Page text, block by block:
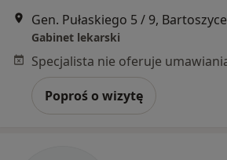
Gen. Pułaskiego 5 / 9, Bartoszyce
Gabinet lekarski
Poproś o wizytę